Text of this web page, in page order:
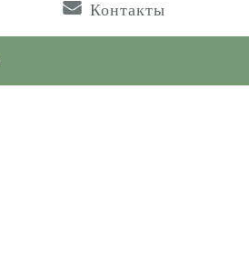
Контакты